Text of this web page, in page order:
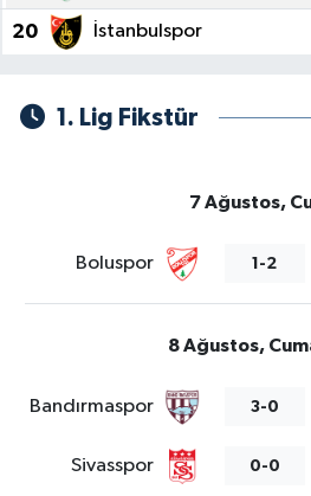
20 İstanbulspor
1. Lig Fikstür
7 Ağustos,
Boluspor 1-2
8 Ağustos,
Bandırmaspor 3-0
Sivasspor 0-0